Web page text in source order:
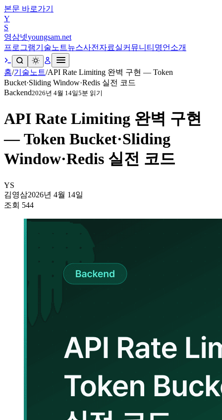
본문 바로가기
Y
S
영삼넷youngsam.net
프로그램기술노트뉴스사전 자료실커뮤니티 명언 소개
홈/기술노트/API Rate Limiting 완벽 구현 — Token
Bucket·Sliding Window·Redis 실전 코드
Backend2026년 4월 14일5분 읽기
API Rate Limiting 완벽 구현
— Token Bucket·Sliding
Window·Redis 실전 코드
YS
김영삼2026년 4월 14일
조회 544